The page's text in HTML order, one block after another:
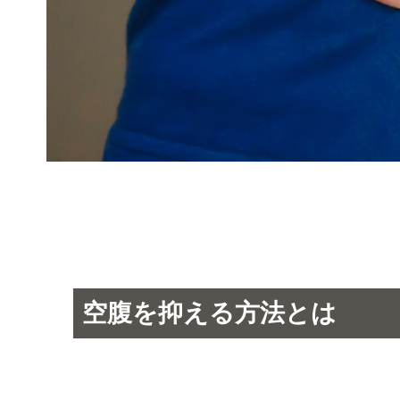
空腹を抑える方法とは